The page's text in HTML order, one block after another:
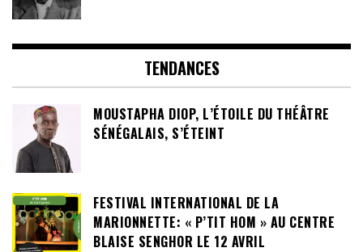
TENDANCES
MOUSTAPHA DIOP, L’ÉTOILE DU THÉÂTRE
SÉNÉGALAIS, S’ÉTEINT
FESTIVAL INTERNATIONAL DE LA
MARIONNETTE: « P’TIT HOM » AU CENTRE
BLAISE SENGHOR LE 12 AVRIL